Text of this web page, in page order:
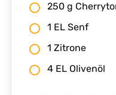
250 g
1 EL Senf
1 Zitrone
4 EL Olivenöl